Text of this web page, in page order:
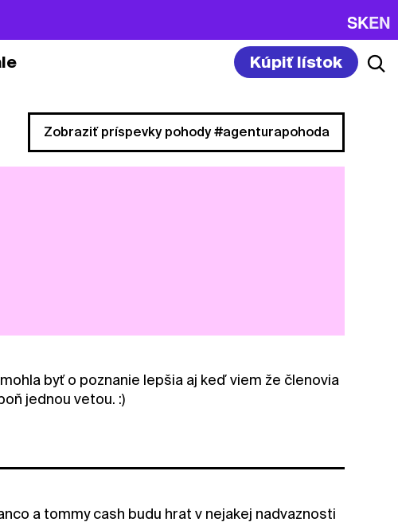
SKEN
Kúpiť lístok
Zobraziť príspevky pohody #agenturapohoda
byť o poznanie lepšia aj keď viem že členovia
jednou vetou. :)
a tommy cash budu hrat v nejakej nadvaznosti